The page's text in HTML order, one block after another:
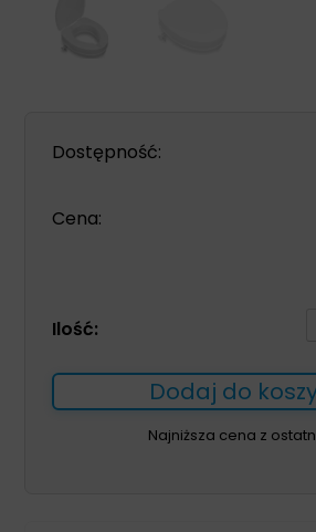
Dostępność:
Cena:
Ilość:
Dodaj do
Najniższa cena z